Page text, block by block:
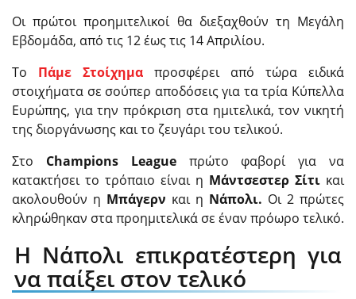
Οι πρώτοι προημιτελικοί θα διεξαχθούν τη Μεγάλη
Εβδομάδα, από τις 12 έως τις 14 Απριλίου.
Το Πάμε Στοίχημα προσφέρει από τώρα ειδικά
στοιχήματα σε σούπερ αποδόσεις για τα τρία Κύπελλα
Ευρώπης, για την πρόκριση στα ημιτελικά, τον νικητή
της διοργάνωσης και το ζευγάρι του τελικού.
Στο Champions Leagueπρώτο φαβορί για να
κατακτήσει το τρόπαιο είναι η Μάντσεστερ Σίτι και
ακολουθούν η Μπάγερν και η Νάπολι. Οι 2 πρώτες
κληρώθηκαν στα προημιτελικά σε έναν πρόωρο τελικό.
Η Νάπολι επικρατέστερη για
να παίξει στον τελικό